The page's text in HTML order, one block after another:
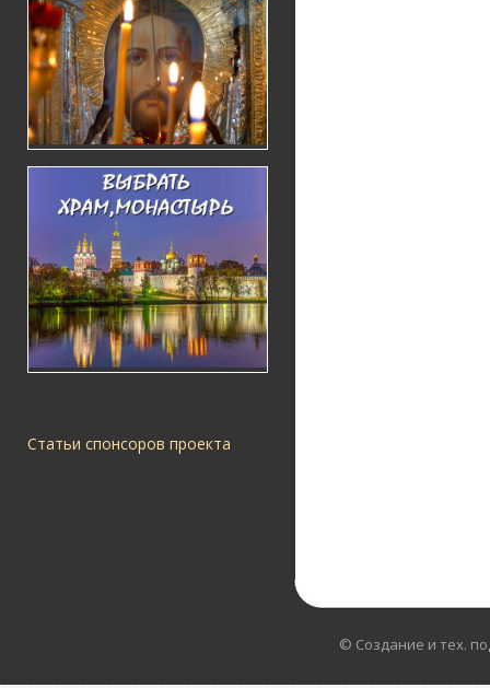
Статьи спонсоров проекта
© Создание и тех.